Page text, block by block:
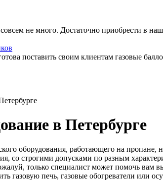
не много. Достаточно приобрести в
поставить своим клиентам газовые
в Петербурге
оборудования, работающего на пропане,
со строгими допусками по разным
только специалист может помочь вам
газовую печь, газовые обогреватели или